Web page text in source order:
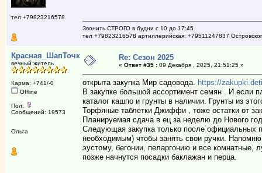
тел +79823216578
Звонить СТРОГО в будни с 10 до 17:45
тел +79823216578 артиллерийская: +79511247837
Красная_ШапТочка
вечный житель
Карма: +741/-0
Offline
Пол:
Сообщений: 19573
Ольга
Re: Сезон 2025
« Ответ #35 :09 Декабря , 2025, 21:51:25 »
открыта закупка Мир садовода. https://
В закупке большой ассортимент семян . И если
каталог кашпо и грунты в наличии. Грунты из
Торфяные таблетки Джиффи , тоже остатки от
Планируемая сдача в ец за неделю до Нового
Следующая закупка только после официальных
необходимым) чтобы занять свои ручки.
эустому, бегонии, пеларгонию и все комнатные,
позже начнутся посадки баклажан и перца.